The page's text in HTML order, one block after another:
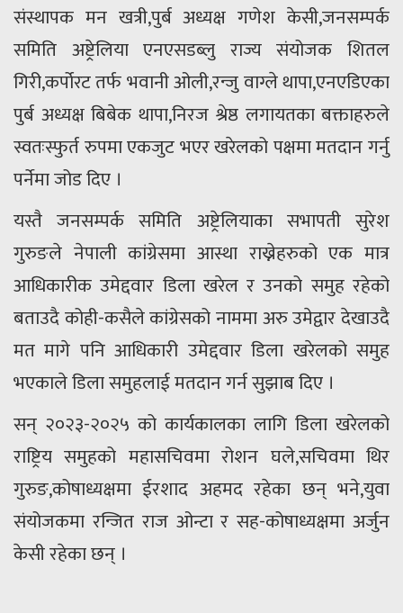
संस्थापक मन खत्री,पुर्ब अध्यक्ष गणेश केसी,जनसम्पर्क
समिति अष्ट्रेलिया एनएसडब्लु राज्य संयोजक शितल
गिरी,कर्पोरट तर्फ भवानी ओली,रन्जु वाग्ले थापा,एनएडिएका
पुर्ब अध्यक्ष बिबेक थापा,निरज श्रेष्ठ लगायतका बक्ताहरुले
स्वतःस्फुर्त रुपमा एकजुट भएर खरेलको पक्षमा मतदान गर्नु
पर्नेमा जोड दिए ।
यस्तै जनसम्पर्क समिति अष्ट्रेलियाका सभापती सुरेश
गुरुङले नेपाली कांग्रेसमा आस्था राख्नेहरुको एक मात्र
आधिकारीक उमेद्दवार डिला खरेल र उनको समुह रहेको
बताउदै कोही-कसैले कांग्रेसको नाममा अरु उमेद्वार देखाउदै
मत मागे पनि आधिकारी उमेद्दवार डिला खरेलको समुह
भएकाले डिला समुहलाई मतदान गर्न सुझाब दिए ।
सन् २०२३-२०२५ को कार्यकालका लागि डिला खरेलको
राष्ट्रिय समुहको महासचिवमा रोशन घले,सचिवमा थिर
गुरुङ,कोषाध्यक्षमा ईरशाद अहमद रहेका छन् भने,युवा
संयोजकमा रन्जित राज ओन्टा र सह-कोषाध्यक्षमा अर्जुन
केसी रहेका छन् ।